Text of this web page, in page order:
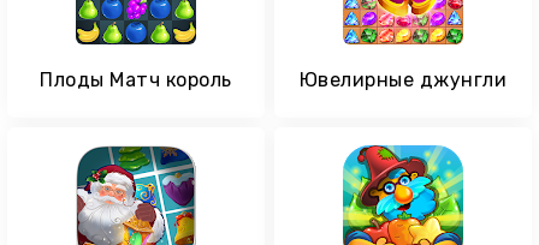
Плоды Матч король Ювелирные джунгли